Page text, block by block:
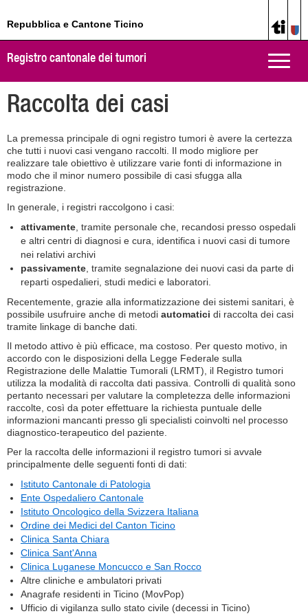
Repubblica e Cantone Ticino
Toggle
Registro cantonale dei tumori
Raccolta dei casi
La premessa principale di ogni registro tumori è avere la certezza
che tutti i nuovi casi vengano raccolti. Il modo migliore per
realizzare tale obiettivo è utilizzare varie fonti di informazione in
modo che il minor numero possibile di casi sfugga alla
registrazione.
In generale, i registri raccolgono i casi:
attivamente , tramite personale che, recandosi presso ospedali
e altri centri di diagnosi e cura, identifica i nuovi casi di tumore
nei relativi archivi
passivamente , tramite segnalazione dei nuovi casi da parte di
reparti ospedalieri, studi medici e laboratori.
Recentemente, grazie alla informatizzazione dei sistemi sanitari, è
possibile usufruire anche di metodi automatici di raccolta dei casi
tramite linkage di banche dati.
Il metodo attivo è più efficace, ma costoso. Per questo motivo, in
accordo con le disposizioni della Legge Federale sulla
Registrazione delle Malattie Tumorali (LRMT), il Registro tumori
utilizza la modalità di raccolta dati passiva. Controlli di qualità sono
pertanto necessari per valutare la completezza delle informazioni
raccolte, così da poter effettuare la richiesta puntuale delle
informazioni mancanti presso gli specialisti coinvolti nel processo
diagnostico-terapeutico del paziente.
Per la raccolta delle informazioni il registro tumori si avvale
principalmente delle seguenti fonti di dati:
Istituto Cantonale di Patologia
Ente Ospedaliero Cantonale
Istituto Oncologico della Svizzera Italiana
Ordine dei Medici del Canton Ticino
Clinica Santa Chiara
Clinica Sant'Anna
Clinica Luganese Moncucco e San Rocco
Altre cliniche e ambulatori privati
Anagrafe residenti in Ticino (MovPop)
Ufficio di vigilanza sullo stato civile (decessi in Ticino)